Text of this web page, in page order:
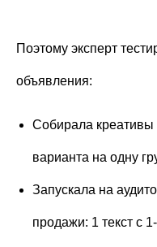
Поэтому эксперт
объявления:
Собирала креативы
варианта на одну
Запускала на
продажи: 1 текст с